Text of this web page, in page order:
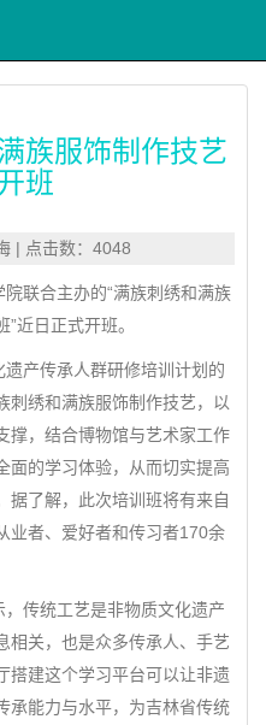
族服饰制作技艺
班
| 点击数：4048
联合主办的“满族刺绣和满族
近日正式开班。
产传承人群研修培训计划的
刺绣和满族服饰制作技艺，以
撑，结合博物馆与艺术家工作
面的学习体验，从而切实提高
据了解，此次培训班将有来自
业者、爱好者和传习者170余
传统工艺是非物质文化遗产
相关，也是众多传承人、手艺
搭建这个学习平台可以让非遗
承能力与水平，为吉林省传统